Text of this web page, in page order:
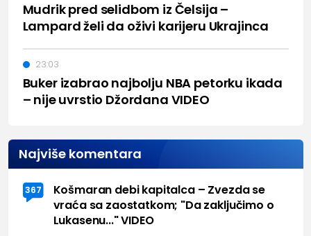
Mudrik pred selidbom iz Čelsija –
Lampard želi da oživi karijeru Ukrajinca
Buker izabrao najbolju NBA petorku ikada
– nije uvrstio Džordana VIDEO
23:03
Najviše komentara
367
Košmaran debi kapitalca – Zvezda se
vraća sa zaostatkom; "Da zaključimo o
Lukasenu..." VIDEO